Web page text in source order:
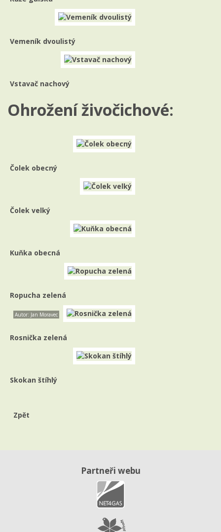
Vemeník dvoulistý
Vstavač nachový
Ohrožení živočichové:
Čolek obecný
Čolek velký
Kuňka obecná
Ropucha zelená
Autor: Jan Moravec
Rosnička zelená
Skokan štíhlý
Zpět
Partneři webu